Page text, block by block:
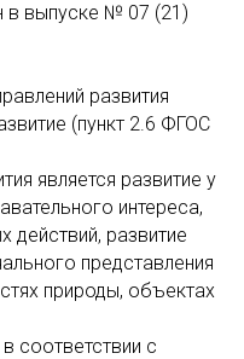
в выпуске № 07 (21)
развития
(пункт 2.6 ФГОС
является развитие у
интереса,
действий, развитие
представления
природы, объектах
соответствии с